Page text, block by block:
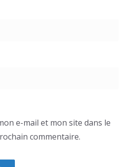
e-mail et mon site dans le
commentaire.